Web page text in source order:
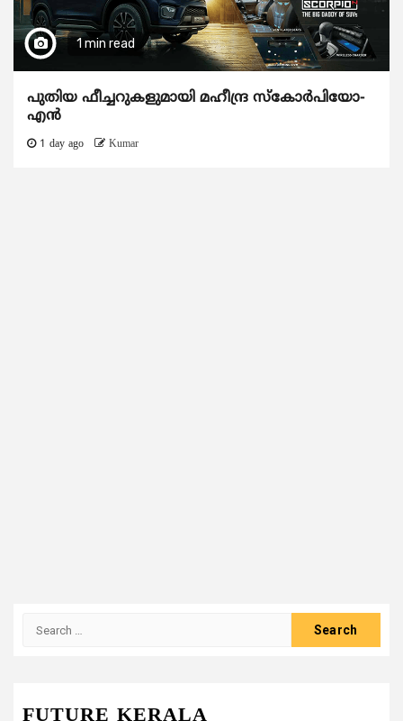
1 min read
പുതിയ ഫീച്ചറുകളുമായി മഹീന്ദ്ര സ്കോർപിയോ-
എൻ
1 day ago Kumar